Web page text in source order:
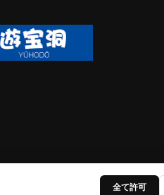
全て許可